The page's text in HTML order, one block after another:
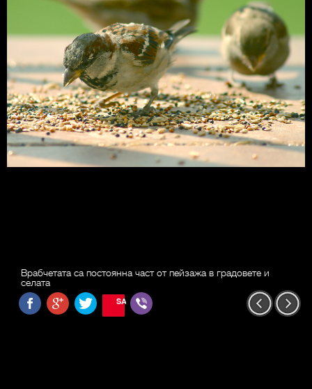
Врабчетата са постоянна част от пейзажа в градовете и
селата
SAVE